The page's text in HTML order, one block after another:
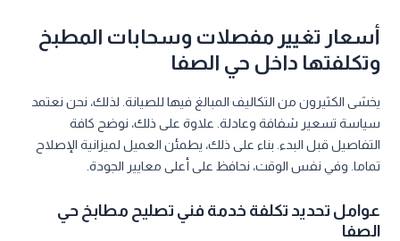
أسعار تغيير مفصلات وسحابات المطبخ
وتكلفتها داخل حي الصفا
يخشى الكثيرون من التكاليف المبالغ فيها للصيانة. لذلك، نحن نعتمد
سياسة تسعير شفافة وعادلة. علاوة على ذلك، نوضح كافة
التفاصيل قبل البدء. بناء على ذلك، يطمئن العميل لميزانية الإصلاح
تماما. وفي نفس الوقت، نحافظ على أعلى معايير الجودة.
عوامل تحديد تكلفة خدمة فني تصليح مطابخ حي
الصفا